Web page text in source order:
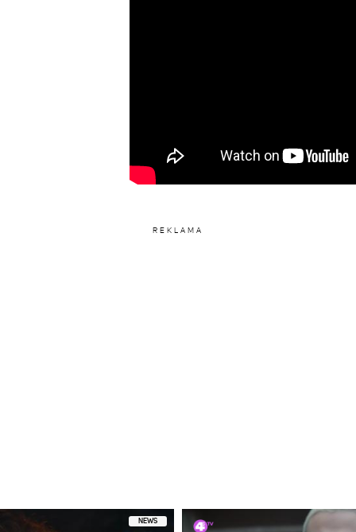
REKLAMA
NEWS